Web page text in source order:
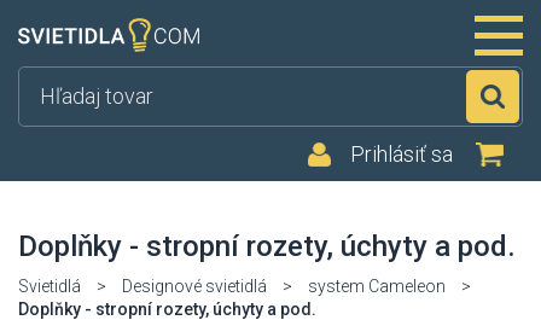
Prihlásiť sa
Doplňky - stropní rozety, úchyty a pod.
Svietidlá > Designové svietidlá > system Cameleon
>
Doplňky - stropní rozety, úchyty a pod.